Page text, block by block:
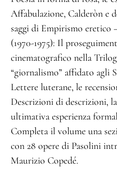
Affabulazione, Calderòn e
saggi di Empirismo
(1970-1975): Il
cinematografico nella
“giornalismo” affidato agli
Lettere luterane, le
Descrizioni di descrizioni,
ultimativa esperienza
Completa il volume una
con 28 opere di Pasolini
Maurizio Copedé.